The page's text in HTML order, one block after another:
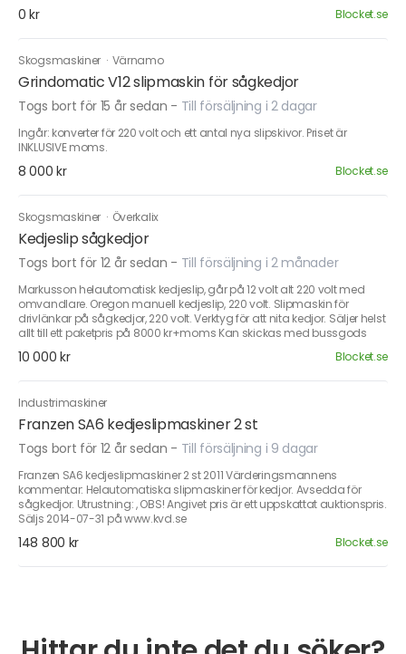
0 kr Blocket.se
Skogsmaskiner · Värnamo
Grindomatic V12 slipmaskin för sågkedjor
Togs bort för 15 år sedan - Till försäljning i 2 dagar
Ingår: konverter för 220 volt och ett antal nya slipskivor. Priset är
INKLUSIVE moms.
8 000 kr Blocket.se
Skogsmaskiner · Överkalix
Kedjeslip sågkedjor
Togs bort för 12 år sedan - Till försäljning i 2 månader
Markusson helautomatisk kedjeslip, går på 12 volt alt 220 volt med
omvandlare. Oregon manuell kedjeslip, 220 volt. Slipmaskin för
drivlänkar på sågkedjor, 220 volt. Verktyg för att nita kedjor. Säljer helst
allt till ett paketpris på 8000 kr+moms Kan skickas med bussgods
10 000 kr Blocket.se
Industrimaskiner
Franzen SA6 kedjeslipmaskiner 2 st
Togs bort för 12 år sedan - Till försäljning i 9 dagar
Franzen SA6 kedjeslipmaskiner 2 st 2011 Värderingsmannens
kommentar: Helautomatiska slipmaskiner för kedjor. Avsedda för
sågkedjor. Utrustning: , OBS! Angivet pris är ett uppskattat auktionspris.
Säljs 2014-07-31 på www.kvd.se
148 800 kr Blocket.se